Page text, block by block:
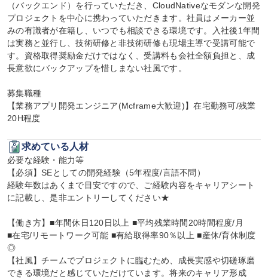
（バックエンド）を行っていただき、CloudNativeなモダンな開発
プロジェクトを中心に携わっていただきます。社員はメーカー並
みの有識者が在籍し、いつでも相談できる環境です。入社後1年間
は実務と並行し、技術研修と非技術研修も現場主導で受講可能で
す。資格取得奨励金だけではなく、受講料も会社全額負担と、成
長意欲にバックアップを惜しまない社風です。
募集職種
【業務アプリ開発エンジニア(Mcframe大歓迎)】在宅勤務可/残業
20H程度
求めている人材
必要な経験・能力等
【必須】SEとしての開発経験（5年程度/言語不問）
経験年数はあくまで目安ですので、ご経験内容をキャリアシート
に記載し、是非エントリーしてください★
【働き方】■年間休日120日以上 ■平均残業時間20時間程度/月
■在宅/リモートワーク可能 ■有給取得率90％以上 ■産休/育休制度
◎
【社風】チームでプロジェクトに臨むため、成長実感や切磋琢磨
できる環境だと感じていただけています。将来のキャリア形成